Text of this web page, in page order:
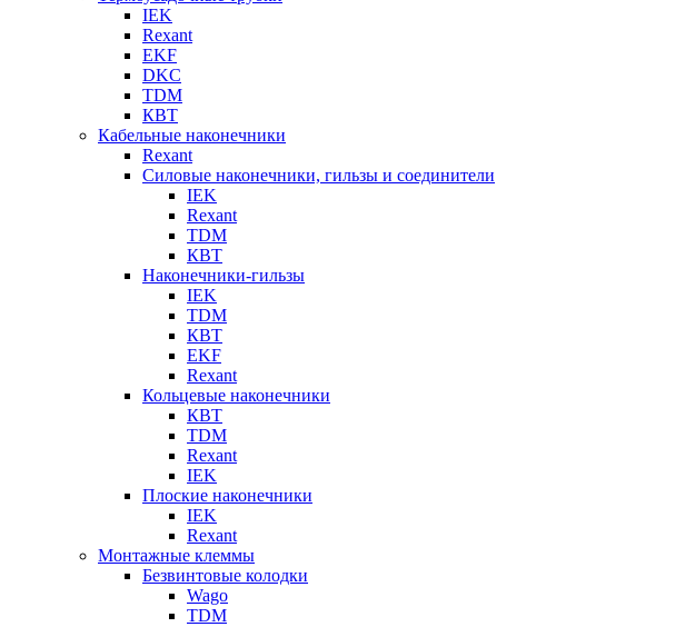
IEK
Rexant
EKF
DKC
TDM
КВТ
Кабельные наконечники
Rexant
Силовые наконечники, гильзы и соединители
IEK
Rexant
TDM
КВТ
Наконечники-гильзы
IEK
TDM
КВТ
EKF
Rexant
Кольцевые наконечники
КВТ
TDM
Rexant
IEK
Плоские наконечники
IEK
Rexant
Монтажные клеммы
Безвинтовые колодки
Wago
TDM